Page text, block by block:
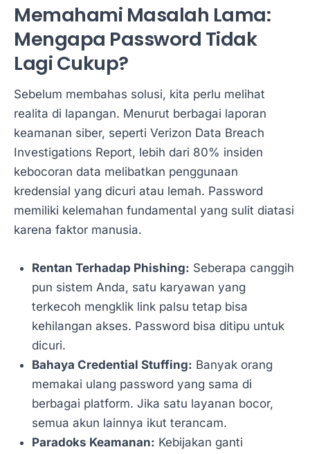
Memahami Masalah Lama:
Mengapa Password Tidak
Lagi Cukup?
Sebelum membahas solusi, kita perlu melihat
realita di lapangan. Menurut berbagai laporan
keamanan siber, seperti Verizon Data Breach
Investigations Report, lebih dari 80% insiden
kebocoran data melibatkan penggunaan
kredensial yang dicuri atau lemah. Password
memiliki kelemahan fundamental yang sulit diatasi
karena faktor manusia.
Rentan Terhadap Phishing: Seberapa canggih
pun sistem Anda, satu karyawan yang
terkecoh mengklik link palsu tetap bisa
kehilangan akses. Password bisa ditipu untuk
dicuri.
Bahaya Credential Stuffing: Banyak orang
memakai ulang password yang sama di
berbagai platform. Jika satu layanan bocor,
semua akun lainnya ikut terancam.
Paradoks Keamanan: Kebijakan ganti